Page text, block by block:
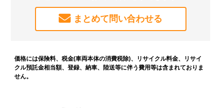
まとめて問い合わせる
価格には保険料、税金(車両本体の消費税除)、リサイクル料金、リサイ
クル預託金相当額、登録、納車、陸送等に伴う費用等は含まれておりま
せん。